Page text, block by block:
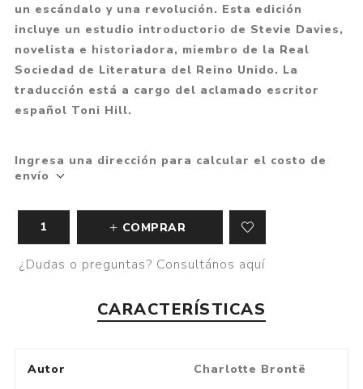
un escándalo y una revolución. Esta edición
incluye un estudio introductorio de Stevie Davies,
novelista e historiadora, miembro de la Real
Sociedad de Literatura del Reino Unido. La
traducción está a cargo del aclamado escritor
español Toni Hill.
Ingresa una dirección para calcular el costo de
envío
COMPRAR
¿Dudas o preguntas? Consultános aquí
CARACTERÍSTICAS
Autor Charlotte Brontë